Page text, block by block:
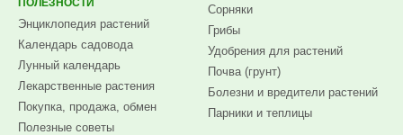
Энциклопедия растений
Календарь садовода
Лунный календарь
Лекарственные растения
Покупка, продажа, обмен
Полезные советы
Сорняки
Грибы
Удобрения для растений
Почва (грунт)
Болезни и вредители растений
Парники и теплицы